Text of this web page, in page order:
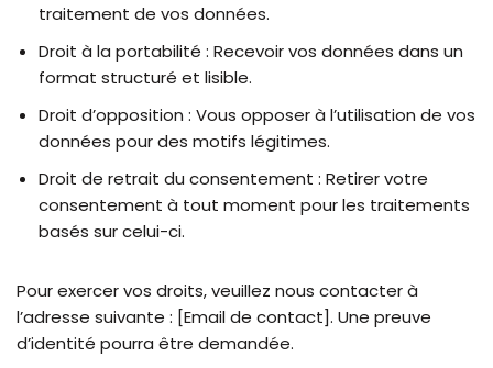
traitement de vos données.
Droit à la portabilité : Recevoir vos données dans un
format structuré et lisible.
Droit d’opposition : Vous opposer à l’utilisation de vos
données pour des motifs légitimes.
Droit de retrait du consentement : Retirer votre
consentement à tout moment pour les traitements
basés sur celui-ci.
Pour exercer vos droits, veuillez nous contacter à
l’adresse suivante : [Email de contact]. Une preuve
d’identité pourra être demandée.